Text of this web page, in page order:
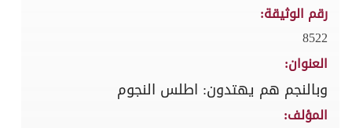
رقم الوثيقة:
8522
العنوان:
وبالنجم هم يهتدون: اطلس النجوم
المؤلف: